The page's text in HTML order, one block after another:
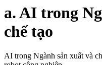
a. AI trong
chế tạo
AI trong Ngành sản xuất và